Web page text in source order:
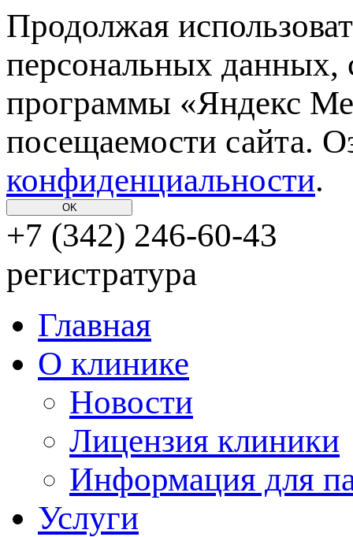
Продолжая
персональных данных,
программы «Яндекс
посещаемости сайта.
конфиденциальности.
OK
+7 (342) 246-60-43
регистратура
Главная
О клинике
Новости
Лицензия клиники
Информация для
Услуги